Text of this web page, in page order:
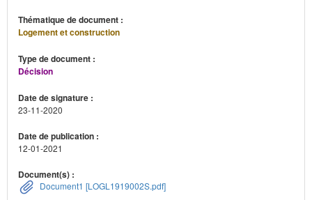
Thématique de document :
Logement et construction
Type de document :
Décision
Date de signature :
23-11-2020
Date de publication :
12-01-2021
Document(s) :
Document1 [LOGL1919002S.pdf]